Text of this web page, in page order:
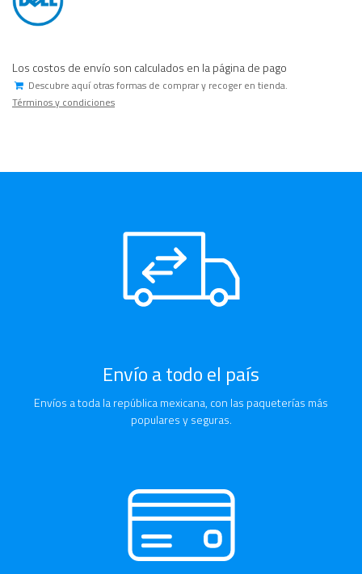
Los costos de envío son calculados en la página de pago
Descubre aquí otras formas de comprar y recoger en tienda.
Términos y condiciones
Envío a todo el país
Envíos a toda la república mexicana, con las paqueterías más
populares y seguras.